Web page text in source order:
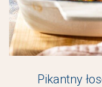
Pikantny